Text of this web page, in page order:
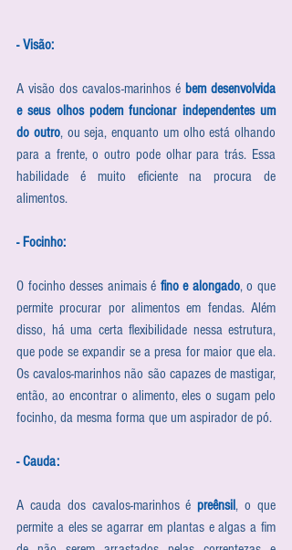
- Visão:
A visão dos cavalos-marinhos é bem desenvolvida
e seus olhos podem funcionar independentes um
do outro, ou seja, enquanto um olho está olhando
para a frente, o outro pode olhar para trás. Essa
habilidade é muito eficiente na procura de
alimentos.
- Focinho:
O focinho desses animais é fino e alongado, o que
permite procurar por alimentos em fendas. Além
disso, há uma certa flexibilidade nessa estrutura,
que pode se expandir se a presa for maior que ela.
Os cavalos-marinhos não são capazes de mastigar,
então, ao encontrar o alimento, eles o sugam pelo
focinho, da mesma forma que um aspirador de pó.
- Cauda:
A cauda dos cavalos-marinhos é preênsil, o que
permite a eles se agarrar em plantas e algas a fim